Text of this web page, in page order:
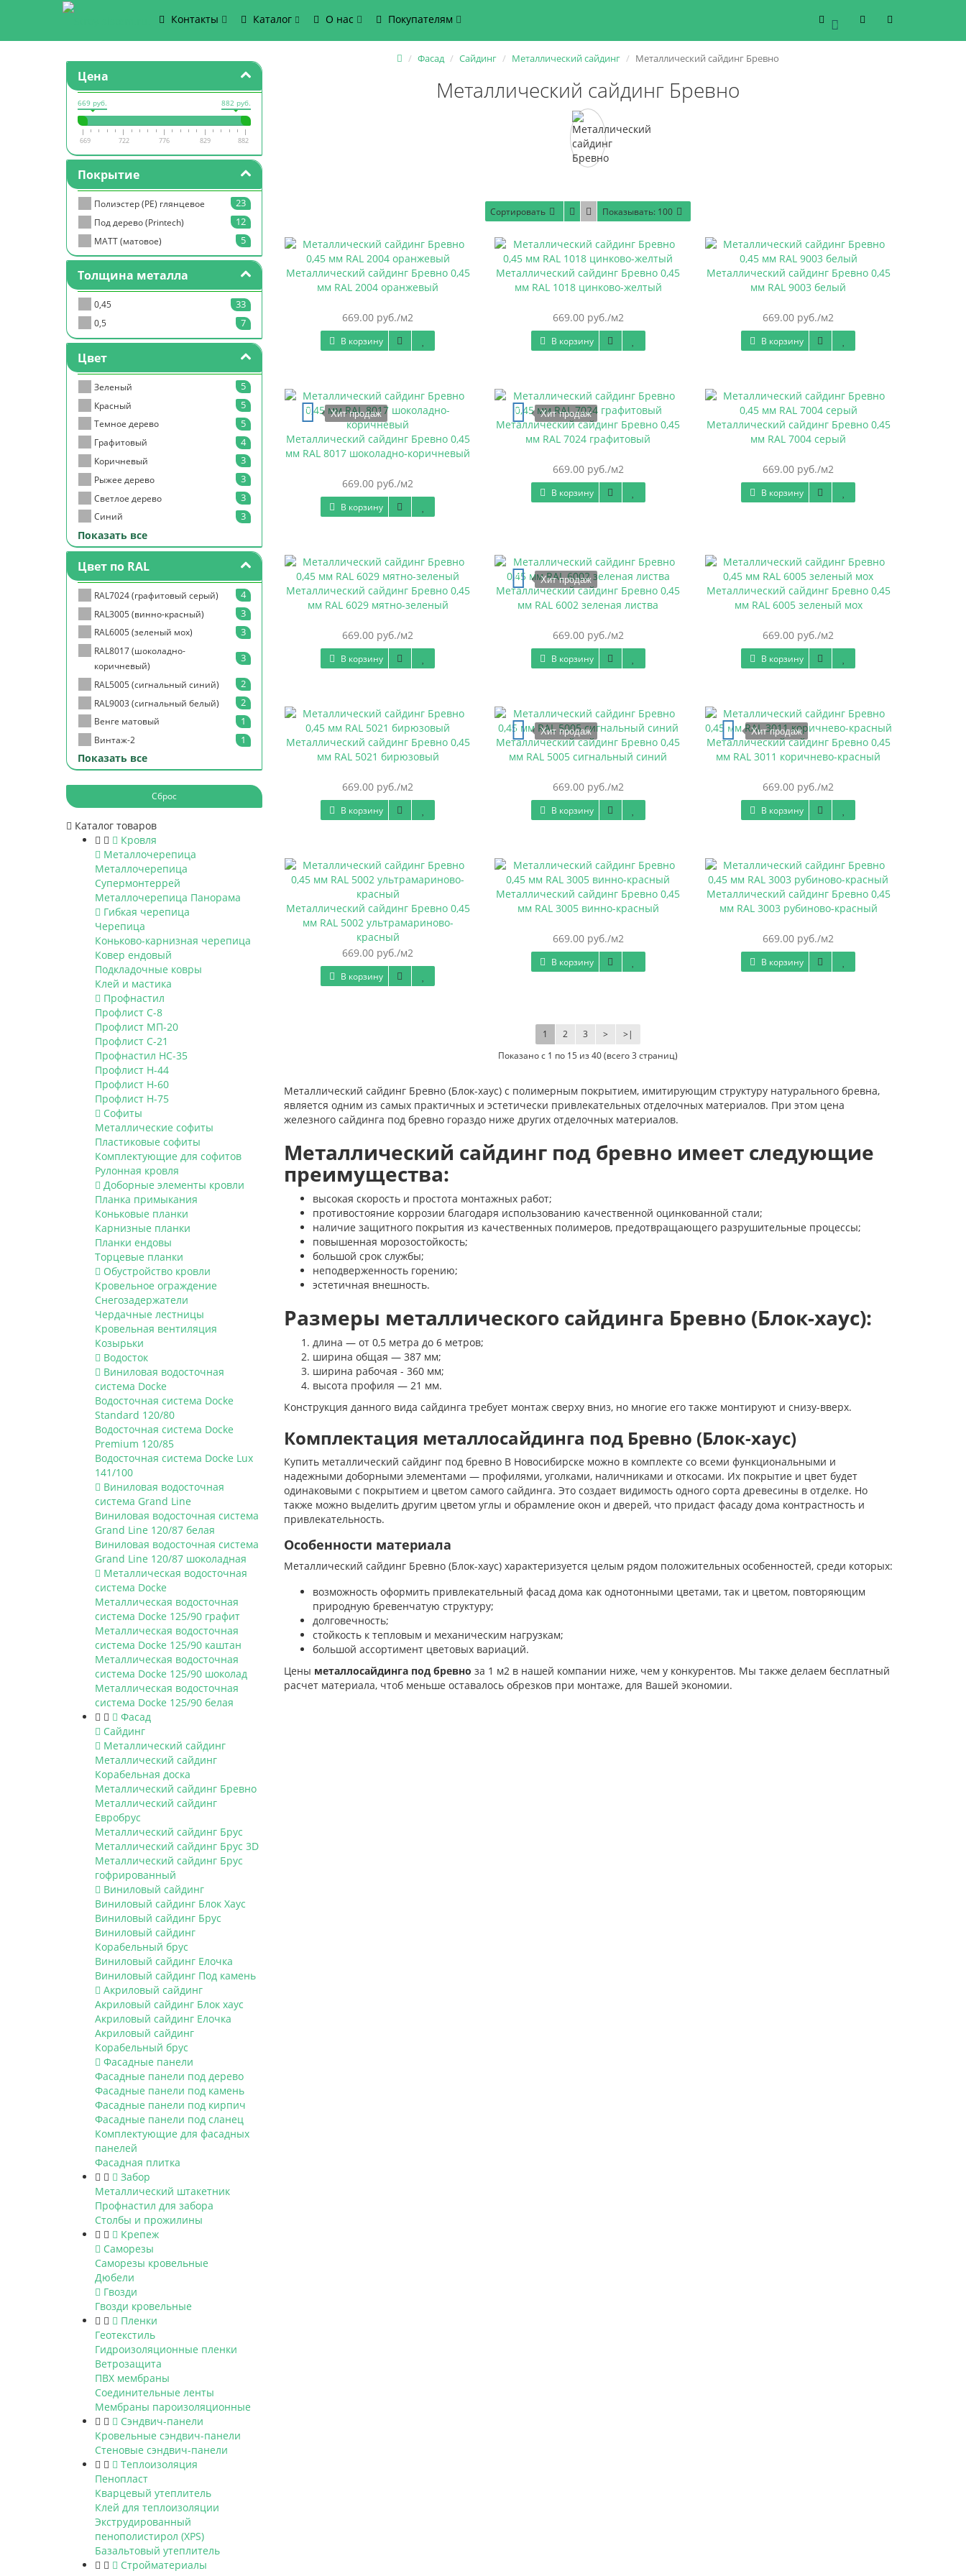
Контакты Каталог О нас Покупателям 0
Цена
669 руб. 882 руб.
669 722 776 829 882
Покрытие
Полиэстер (PE) глянцевое
23
Под дерево (Printech)
12
МАТТ (матовое)
5
Толщина металла
0,45
33
0,5
7
Цвет
Зеленый
5
Красный
5
Темное дерево
5
Графитовый
4
Коричневый
3
Рыжее дерево
3
Светлое дерево
3
Синий
3
Бежевый
Белый
2
Бирюзовый
1
Желтый
1
Оранжевый
1
Серое дерево
1
Серый
Показать все
Цвет по RAL
RAL7024 (графитовый серый)
4
RAL3005 (винно-красный)
3
RAL6005 (зеленый мох)
3
RAL8017 (шоколадно-
коричневый)
3
RAL5005 (сигнальный синий)
2
RAL9003 (сигнальный белый)
2
Венге матовый
1
Винтаж-2
1
Винтаж-4
Матовое дерево
Орех 3Д
Рыжее дерево
Светлое дерево
Серый дуб
Темное дерево
Ясень
RAL1014 (слоновая кость)
1
RAL1015 (светлая слоновая
кость)
RAL1018 (цинково-желтый)
RAL2004 (оранжевый)
RAL3003 (рубиново-красный)
RAL3011 (коричнево-красный)
RAL5002 (ультрамариново-
синий)
RAL5021 (водная синь)
RAL6002 (лиственно-зеленый)
RAL6029 (мятно-зеленый)
RAL7004 (сигнальный серый)
1
Показать все
Сброс
Каталог товаров
Кровля
Металлочерепица
Металлочерепица
Супермонтеррей
Металлочерепица Панорама
Гибкая черепица
Черепица
Коньково-карнизная черепица
Ковер ендовый
Подкладочные ковры
Клей и мастика
Профнастил
Профлист С-8
Профлист МП-20
Профлист С-21
Профнастил НС-35
Профлист Н-44
Профлист Н-60
Профлист Н-75
Софиты
Металлические софиты
Пластиковые софиты
Комплектующие для софитов
Рулонная кровля
Доборные элементы кровли
Планка примыкания
Коньковые планки
Карнизные планки
Планки ендовы
Торцевые планки
Обустройство кровли
Кровельное ограждение
Снегозадержатели
Чердачные лестницы
Кровельная вентиляция
Козырьки
Водосток
Виниловая водосточная
система Docke
Водосточная система Docke
Standard 120/80
Водосточная система Docke
Premium 120/85
Водосточная система Docke Lux
141/100
Виниловая водосточная
система Grand Line
Виниловая водосточная система
Grand Line 120/87 белая
Виниловая водосточная система
Grand Line 120/87 шоколадная
Металлическая водосточная
система Docke
Металлическая водосточная
система Docke 125/90 графит
Металлическая водосточная
система Docke 125/90 каштан
Металлическая водосточная
система Docke 125/90 шоколад
Металлическая водосточная
система Docke 125/90 белая
Фасад
Сайдинг
Металлический сайдинг
Металлический сайдинг
Корабельная доска
Металлический сайдинг Бревно
Металлический сайдинг
Евробрус
Металлический сайдинг Брус
Металлический сайдинг Брус 3D
Металлический сайдинг Брус
гофрированный
Виниловый сайдинг
Виниловый сайдинг Блок Хаус
Виниловый сайдинг Брус
Виниловый сайдинг
Корабельный брус
Виниловый сайдинг Елочка
Виниловый сайдинг Под камень
Акриловый сайдинг
Акриловый сайдинг Блок хаус
Акриловый сайдинг Елочка
Акриловый сайдинг
Корабельный брус
Фасадные панели
Фасадные панели под дерево
Фасадные панели под камень
Фасадные панели под кирпич
Фасадные панели под сланец
Комплектующие для фасадных
панелей
Фасадная плитка
Забор
Металлический штакетник
Профнастил для забора
Столбы и прожилины
Крепеж
Саморезы
Саморезы кровельные
Дюбели
Гвозди
Гвозди кровельные
Пленки
Геотекстиль
Гидроизоляционные пленки
Ветрозащита
ПВХ мембраны
Соединительные ленты
Мембраны пароизоляционные
Сэндвич-панели
Кровельные сэндвич-панели
Стеновые сэндвич-панели
Теплоизоляция
Пенопласт
Кварцевый утеплитель
Клей для теплоизоляции
Экструдированный
пенополистирол (XPS)
Базальтовый утеплитель
Стройматериалы
Фасад Сайдинг Металлический сайдинг Металлический сайдинг Бревно
Металлический сайдинг Бревно
Сортировать Показывать: 100
Металлический сайдинг Бревно 0,45
мм RAL 2004 оранжевый
669.00 руб./м2
В корзину
Металлический сайдинг Бревно 0,45
мм RAL 1018 цинково-желтый
669.00 руб./м2
В корзину
Металлический сайдинг Бревно 0,45
мм RAL 9003 белый
669.00 руб./м2
В корзину
Хит продаж
Металлический сайдинг Бревно 0,45
мм RAL 8017 шоколадно-коричневый
669.00 руб./м2
В корзину
Хит продаж
Металлический сайдинг Бревно 0,45
мм RAL 7024 графитовый
669.00 руб./м2
В корзину
Металлический сайдинг Бревно 0,45
мм RAL 7004 серый
669.00 руб./м2
В корзину
Металлический сайдинг Бревно 0,45
мм RAL 6029 мятно-зеленый
669.00 руб./м2
В корзину
Хит продаж
Металлический сайдинг Бревно 0,45
мм RAL 6002 зеленая листва
669.00 руб./м2
В корзину
Металлический сайдинг Бревно 0,45
мм RAL 6005 зеленый мох
669.00 руб./м2
В корзину
Металлический сайдинг Бревно 0,45
мм RAL 5021 бирюзовый
669.00 руб./м2
В корзину
Хит продаж
Металлический сайдинг Бревно 0,45
мм RAL 5005 сигнальный синий
669.00 руб./м2
В корзину
Хит продаж
Металлический сайдинг Бревно 0,45
мм RAL 3011 коричнево-красный
669.00 руб./м2
В корзину
Металлический сайдинг Бревно 0,45
мм RAL 5002 ультрамариново-
красный
669.00 руб./м2
В корзину
Металлический сайдинг Бревно 0,45
мм RAL 3005 винно-красный
669.00 руб./м2
В корзину
Металлический сайдинг Бревно 0,45
мм RAL 3003 рубиново-красный
669.00 руб./м2
В корзину
1 2 3 > >|
Показано с 1 по 15 из 40 (всего 3 страниц)
Металлический сайдинг Бревно (Блок-хаус) с полимерным покрытием, имитирующим структуру натурального бревна,
является одним из самых практичных и эстетически привлекательных отделочных материалов. При этом цена
железного сайдинга под бревно гораздо ниже других отделочных материалов.
Металлический сайдинг под бревно имеет следующие
преимущества:
высокая скорость и простота монтажных работ;
противостояние коррозии благодаря использованию качественной оцинкованной стали;
наличие защитного покрытия из качественных полимеров, предотвращающего разрушительные процессы;
повышенная морозостойкость;
большой срок службы;
неподверженность горению;
эстетичная внешность.
Размеры металлического сайдинга Бревно (Блок-хаус):
длина — от 0,5 метра до 6 метров;
ширина общая — 387 мм;
ширина рабочая - 360 мм;
высота профиля — 21 мм.
Конструкция данного вида сайдинга требует монтаж сверху вниз, но многие его также монтируют и снизу-вверх.
Комплектация металлосайдинга под Бревно (Блок-хаус)
Купить металлический сайдинг под бревно В Новосибирске можно в комплекте со всеми функциональными и
надежными доборными элементами — профилями, уголками, наличниками и откосами. Их покрытие и цвет будет
одинаковыми с покрытием и цветом самого сайдинга. Это создает видимость одного сорта древесины в отделке. Но
также можно выделить другим цветом углы и обрамление окон и дверей, что придаст фасаду дома контрастность и
привлекательность.
Особенности материала
Металлический сайдинг Бревно (Блок-хаус) характеризуется целым рядом положительных особенностей, среди которых:
возможность оформить привлекательный фасад дома как однотонными цветами, так и цветом, повторяющим
природную бревенчатую структуру;
долговечность;
стойкость к тепловым и механическим нагрузкам;
большой ассортимент цветовых вариаций.
Цены металлосайдинга под бревно за 1 м2 в нашей компании ниже, чем у конкурентов. Мы также делаем бесплатный
расчет материала, чтоб меньше оставалось обрезков при монтаже, для Вашей экономии.